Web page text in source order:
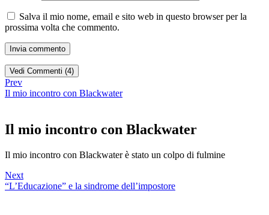
Salva il mio nome, email e sito web in questo browser per la
prossima volta che commento.
Vedi Commenti (4)
Prev
Il mio incontro con Blackwater
Il mio incontro con Blackwater
Il mio incontro con Blackwater è stato un colpo di fulmine
Next
“L’Educazione” e la sindrome dell’impostore